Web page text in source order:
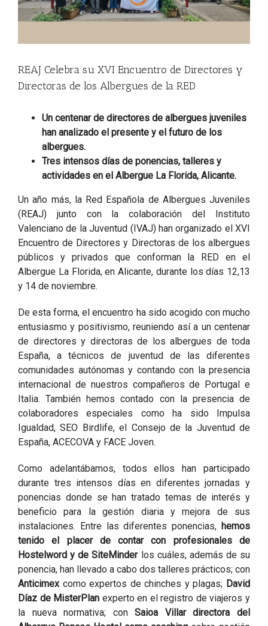
REAJ Celebra su XVI Encuentro de Directores y
Directoras de los Albergues de la RED
Un centenar de directores de albergues juveniles
han analizado el presente y el futuro de los
albergues.
Tres intensos días de ponencias, talleres y
actividades en el Albergue La Florida, Alicante.
Un año más, la Red Española de Albergues Juveniles
(REAJ) junto con la colaboración del Instituto
Valenciano de la Juventud (IVAJ) han organizado el XVI
Encuentro de Directores y Directoras de los albergues
públicos y privados que conforman la RED en el
Albergue La Florida, en Alicante, durante los días 12,13
y 14 de noviembre.
De esta forma, el encuentro ha sido acogido con mucho
entusiasmo y positivismo, reuniendo así a un centenar
de directores y directoras de los albergues de toda
España, a técnicos de juventud de las diferentes
comunidades autónomas y contando con la presencia
internacional de nuestros compañeros de Portugal e
Italia. También hemos contado con la presencia de
colaboradores especiales como ha sido Impulsa
Igualdad, SEO Birdlife, el Consejo de la Juventud de
España, ACECOVA y FACE Joven.
Como adelantábamos, todos ellos han participado
durante tres intensos días en diferentes jornadas y
ponencias donde se han tratado temas de interés y
beneficio para la gestión diaria y mejora de sus
instalaciones. Entre las diferentes ponencias, hemos
tenido el placer de contar con profesionales de
Hostelword y de SiteMinder los cuáles, además de su
ponencia, han llevado a cabo dos talleres prácticos; con
Anticimex como expertos de chinches y plagas; David
Díaz de MisterPlan experto en el registro de viajeros y
la nueva normativa; conSaioa Villar directora del